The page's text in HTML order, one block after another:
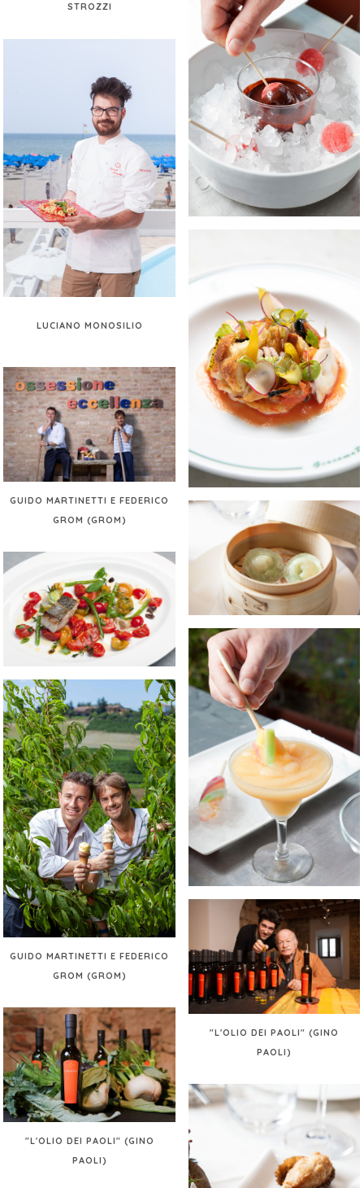
STROZZI
LUCIANO MONOSILIO
GUIDO MARTINETTI E FEDERICO
GROM (GROM)
GUIDO MARTINETTI E FEDERICO
GROM (GROM)
"L'OLIO DEI PAOLI" (GINO
PAOLI)
"L'OLIO DEI PAOLI" (GINO
PAOLI)